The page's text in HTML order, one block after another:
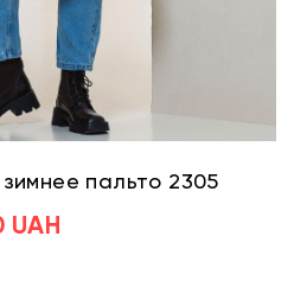
пальто 2305
UAH